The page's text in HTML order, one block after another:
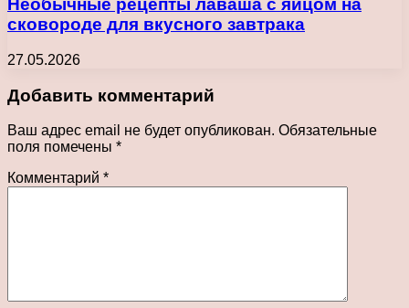
Необычные рецепты лаваша с яйцом на
сковороде для вкусного завтрака
27.05.2026
Добавить комментарий
Ваш адрес email не будет опубликован. Обязательные
поля помечены *
Комментарий *